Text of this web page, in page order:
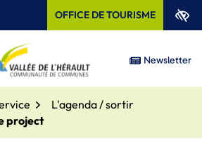
onglet)
un nouvel onglet)
dans un nouvel onglet)
OFFICE DE TOURISME
Site officiel –
Newsletter
L'agenda / sortir
project